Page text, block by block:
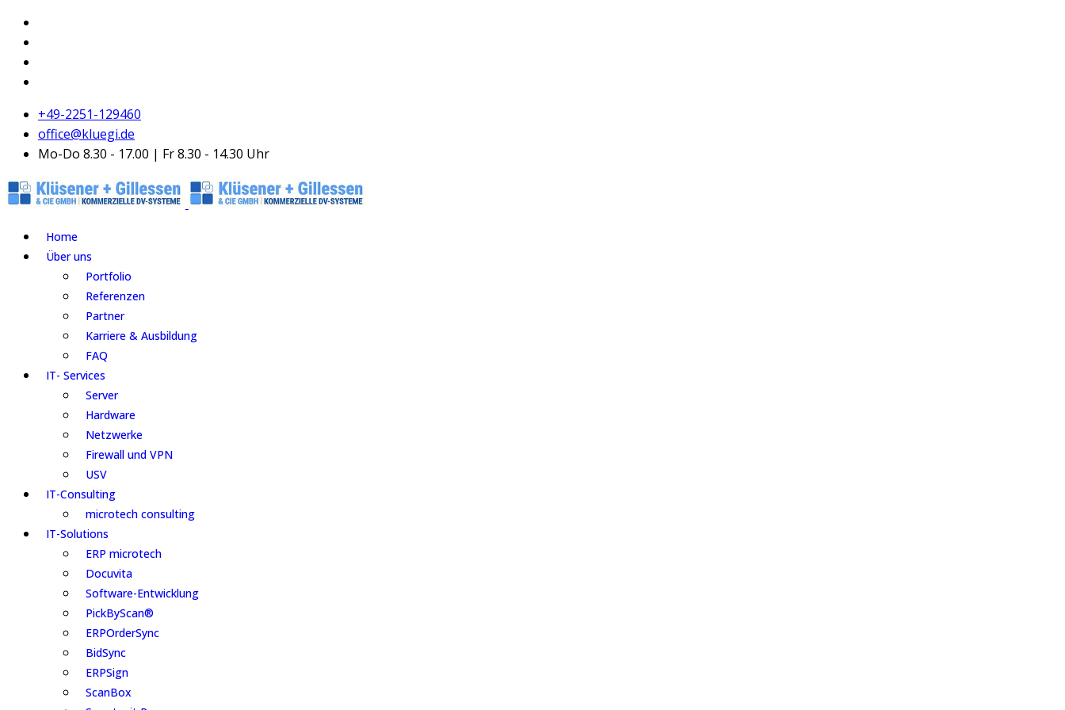
+49-2251-129460
office@kluegi.de
Mo-Do 8.30 - 17.00 | Fr 8.30 - 14.30 Uhr
Home
Über uns
Portfolio
Referenzen
Partner
Karriere & Ausbildung
FAQ
IT- Services
Server
Hardware
Netzwerke
Firewall und VPN
USV
IT-Consulting
microtech consulting
IT-Solutions
ERP microtech
Docuvita
Software-Entwicklung
PickByScan®
ERPOrderSync
BidSync
ERPSign
ScanBox